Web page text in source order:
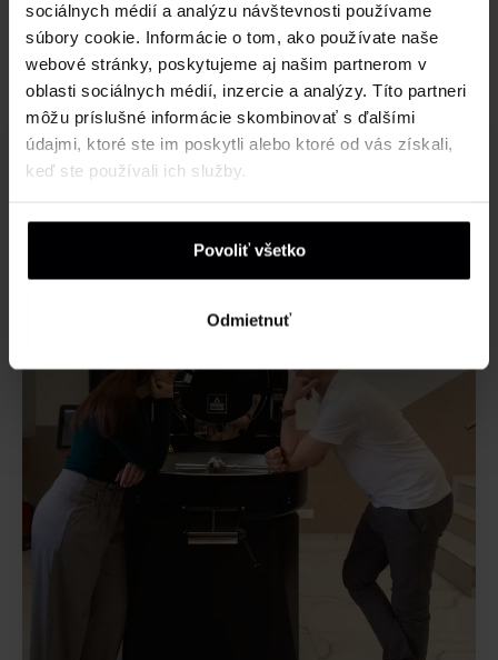
sociálnych médií a analýzu návštevnosti používame
súbory cookie. Informácie o tom, ako používate naše
webové stránky, poskytujeme aj našim partnerom v
oblasti sociálnych médií, inzercie a analýzy. Títo partneri
môžu príslušné informácie skombinovať s ďalšími
údajmi, ktoré ste im poskytli alebo ktoré od vás získali,
keď ste používali ich služby.
Povoliť všetko
Odmietnuť